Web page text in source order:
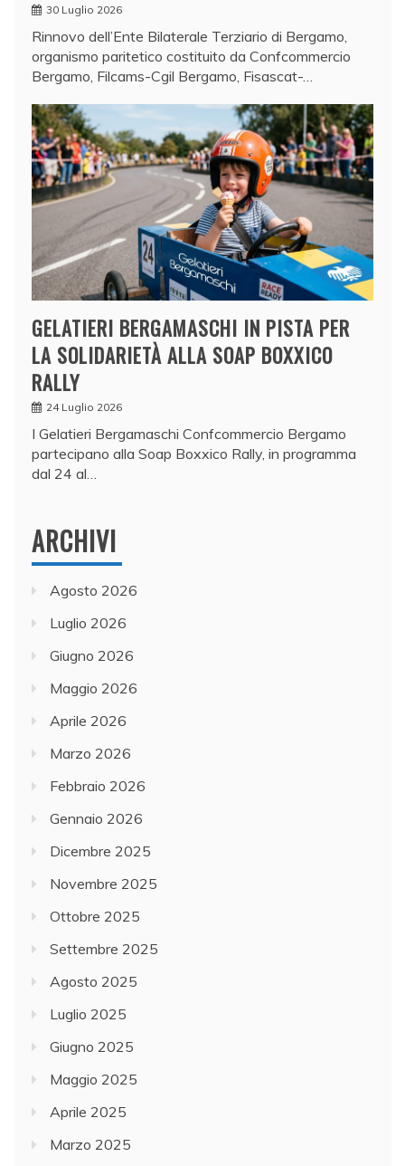
30 Luglio 2026
Rinnovo dell’Ente Bilaterale Terziario di Bergamo,
organismo paritetico costituito da Confcommercio
Bergamo, Filcams-Cgil Bergamo, Fisascat-…
GELATIERI BERGAMASCHI IN PISTA PER
LA SOLIDARIETÀ ALLA SOAP BOXXICO
RALLY
24 Luglio 2026
I Gelatieri Bergamaschi Confcommercio Bergamo
partecipano alla Soap Boxxico Rally, in programma
dal 24 al…
ARCHIVI
Agosto 2026
Luglio 2026
Giugno 2026
Maggio 2026
Aprile 2026
Marzo 2026
Febbraio 2026
Gennaio 2026
Dicembre 2025
Novembre 2025
Ottobre 2025
Settembre 2025
Agosto 2025
Luglio 2025
Giugno 2025
Maggio 2025
Aprile 2025
Marzo 2025